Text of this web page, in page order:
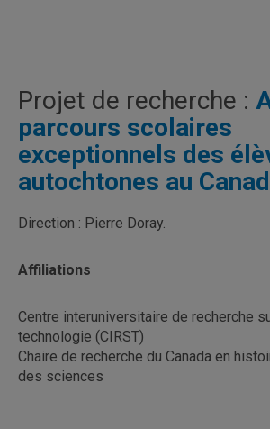
Projet de recherche :
parcours scolaires
exceptionnels des
autochtones au
Direction : Pierre Doray.
Affiliations
Centre interuniversitaire de recherche
technologie (CIRST)
Chaire de recherche du Canada en
des sciences